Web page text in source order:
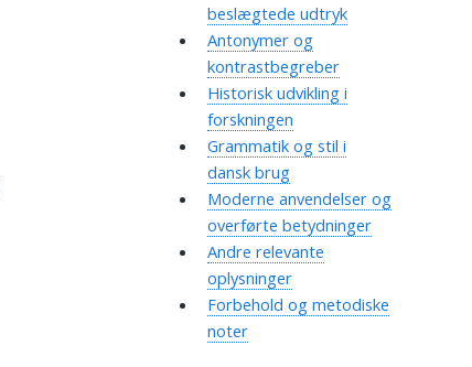
beslægtede udtryk
Antonymer og
kontrastbegreber
Historisk udvikling i
forskningen
Grammatik og stil i
dansk brug
Moderne anvendelser og
overførte betydninger
Andre relevante
oplysninger
Forbehold og metodiske
noter